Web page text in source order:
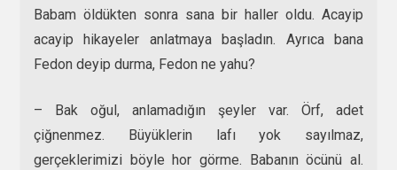
Babam öldükten sonra sana bir haller oldu. Acayip
acayip hikayeler anlatmaya başladın. Ayrıca bana
Fedon deyip durma, Fedon ne yahu?
– Bak oğul, anlamadığın şeyler var. Örf, adet
çiğnenmez. Büyüklerin lafı yok sayılmaz,
gerçeklerimizi böyle hor görme. Babanın öcünü al.